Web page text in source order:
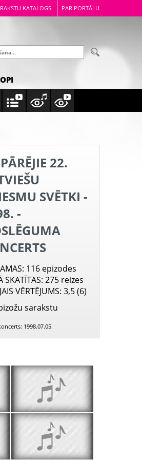
KATALOGS PAR PORTĀLU
Pieteikums
22.
SVĒTKI -
-
: 116 epizodes
SKATĪTAS: 275 reizes
VĒRTĒJUMS: 3,5 (6)
sarakstu
1998.07.05.